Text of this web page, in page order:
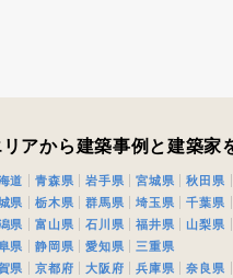
リアから建築事例と建築家
道 青森県 岩手県 宮城県 秋田県
県
栃木県 群馬県 埼玉県 千葉県
県
富山県 石川県 福井県 山梨県
県
静岡県 愛知県
三重県
県
京都府 大阪府 兵庫県 奈良県